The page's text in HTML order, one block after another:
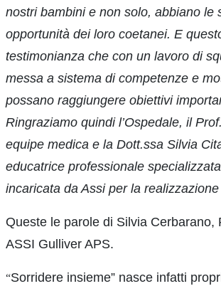
nostri bambini e non solo, abbiano le
opportunità dei loro coetanei. E
testimonianza che con un lavoro di
messa a sistema di competenze e
possano raggiungere obiettivi
Ringraziamo quindi l’Ospedale, il
equipe medica e la Dott.ssa Silvia
educatrice professionale
incaricata da Assi per la
Queste le parole di Silvia Cerbarano,
ASSI Gulliver APS.
“Sorridere insieme” nasce infatti